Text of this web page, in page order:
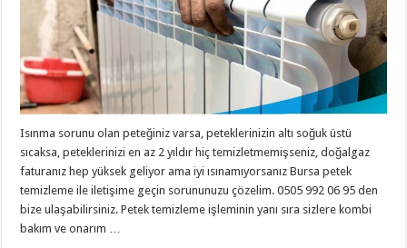
Isınma sorunu olan peteğiniz varsa, peteklerinizin altı soğuk üstü
sıcaksa, peteklerinizi en az 2 yıldır hiç temizletmemişseniz, doğalgaz
faturanız hep yüksek geliyor ama iyi ısınamıyorsanız Bursa petek
temizleme ile iletişime geçin sorununuzu çözelim. 0505 992 06 95 den
bize ulaşabilirsiniz. Petek temizleme işleminin yanı sıra sizlere kombi
bakım ve onarım …